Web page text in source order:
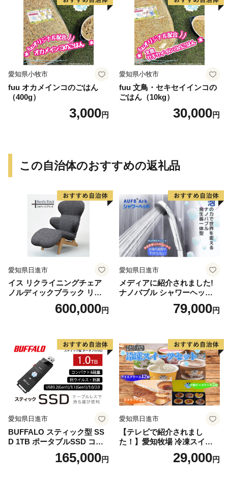
愛知県小牧市
fuu オカメインコのごはん
（400g）
3,000円
愛知県小牧市
fuu 文鳥・セキセイインコの
ごはん（10kg）
30,000円
この自治体のおすすめの返礼品
愛知県日進市
イス リクライニングチェア
ノルディックブラック リク
ライニング 椅子 日本製 家具
600,000円
愛知県日進市
メディアに紹介されました!
ナノバブル シャワーヘッド
AUFB ナノバブル発生装置
シャワー 風呂 お風呂 バス用
アケア 美容 日用品 愛知県 日
進市
79,000円
愛知県日進市
BUFFALO スティック型 SS
D 1TB ポータブルSSD コン
パクト 持ち運び USB 家電
165,000円
愛知県日進市
【テレビで紹介されまし
た！】愛知牧場 冷凍スイー
ツセット（アイスクリーム 1
2個・カタラーナ 2箱・半熟
29,000円